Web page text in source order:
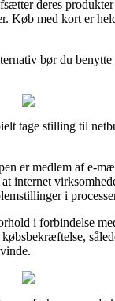
deres
med kort er
bør du
tage stilling til
er medlem af e-
internet
i
i forbindelse